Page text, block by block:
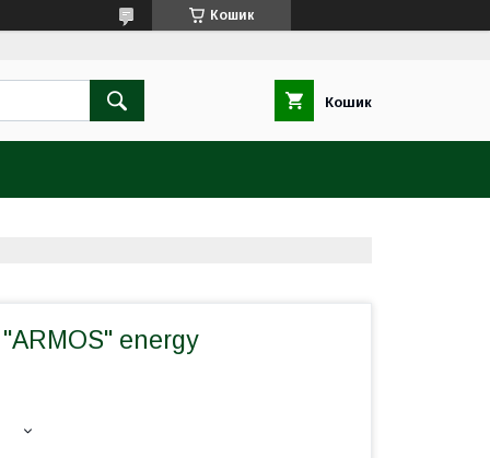
Кошик
Кошик
energy